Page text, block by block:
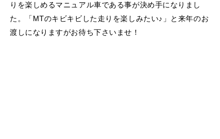
りを楽しめるマニュアル車である事が決め手になりまし
た。「MTのキビキビした走りを楽しみたい♪」と来年のお
渡しになりますがお待ち下さいませ！